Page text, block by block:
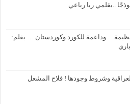
..بقلمي ربا رباعي
عظيمة… وداعمة للكورد وكوردستان … بقلم:
العراقية وشروط وجودها ! فلاح المشعل